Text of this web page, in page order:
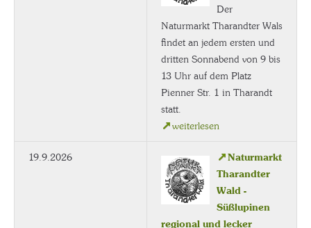
Der
Naturmarkt Tharandter Wals
findet an jedem ersten und
dritten Sonnabend von 9 bis
13 Uhr auf dem Platz
Pienner Str. 1 in Tharandt
statt.
weiterlesen
19.9.2026
Naturmarkt
Tharandter
Wald -
Süßlupinen
regional und lecker